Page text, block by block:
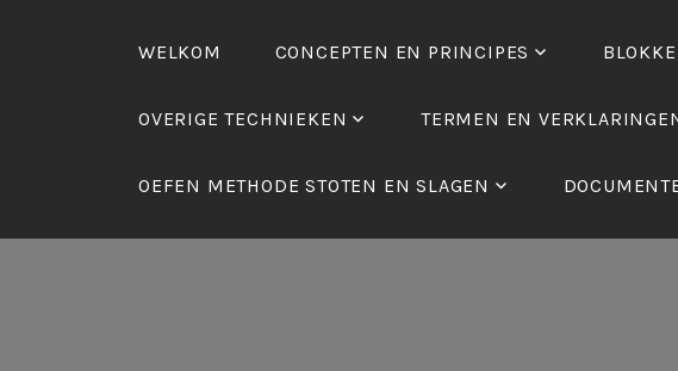
WELKOM CONCEPTEN EN PRINCIPES
OVERIGE TECHNIEKEN TERMEN EN
OEFEN METHODE STOTEN EN SLAGEN